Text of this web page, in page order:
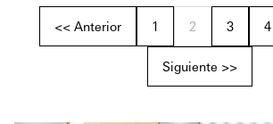
<< Anterior 1 2 3 4
Siguiente >>